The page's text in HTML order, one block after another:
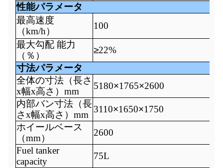
性能パラメータ
最高速度
（km/h）
100
最大勾配 能力
（％）
≥22%
寸法パラメータ
全体の寸法（長さ
x幅x高さ）mm
5180×1765×2600
内部バン寸法（長
さx幅x高さ）mm
3110×1650×1750
ホイールベース
（mm）
2600
Fuel tanker
capacity
75L